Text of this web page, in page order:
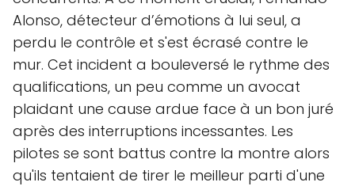
Alonso, détecteur d’émotions à lui seul, a
perdu le contrôle et s'est écrasé contre le
mur. Cet incident a bouleversé le rythme des
qualifications, un peu comme un avocat
plaidant une cause ardue face à un bon juré
après des interruptions incessantes. Les
pilotes se sont battus contre la montre alors
qu'ils tentaient de tirer le meilleur parti d'une